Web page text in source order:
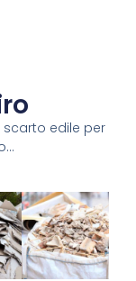
edile per